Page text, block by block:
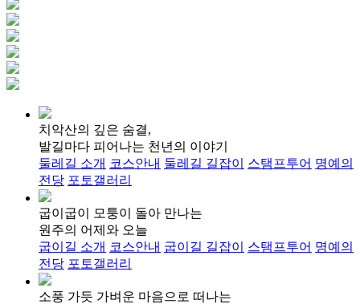
치악산의 깊은 숨결,
발길마다 피어나는 천년의 이야기
둘레길 소개 코스안내 둘레길 길잡이 스탬프투어 명예의
전당 포토갤러리
굽이굽이 모퉁이 돌아 만나는
원주의 어제와 오늘
굽이길 소개 코스안내 굽이길 길잡이 스탬프투어 명예의
전당 포토갤러리
소풍 가듯 가벼운 마음으로 떠나는